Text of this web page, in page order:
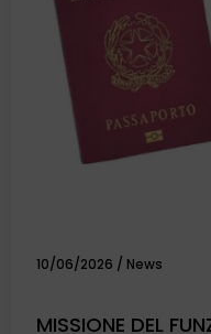
10/06/2026 / News
MISSIONE DEL